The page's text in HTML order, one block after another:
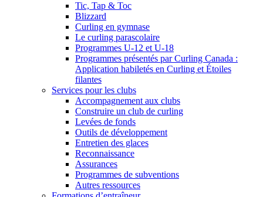
Tic, Tap & Toc
Blizzard
Curling en gymnase
Le curling parascolaire
Programmes U-12 et U-18
Programmes présentés par Curling Canada :
Application habiletés en Curling et Étoiles
filantes
Services pour les clubs
Accompagnement aux clubs
Construire un club de curling
Levées de fonds
Outils de développement
Entretien des glaces
Reconnaissance
Assurances
Programmes de subventions
Autres ressources